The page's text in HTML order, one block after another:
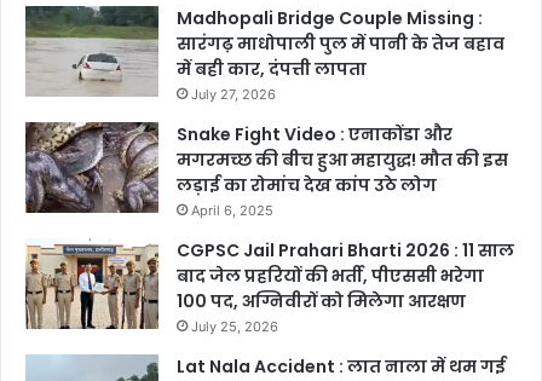
Madhopali Bridge Couple Missing :
सारंगढ़ माधोपाली पुल में पानी के तेज बहाव
में बही कार, दंपत्ती लापता
July 27, 2026
Snake Fight Video : एनाकोंडा और
मगरमच्छ की बीच हुआ महायुद्ध! मौत की इस
लड़ाई का रोमांच देख कांप उठे लोग
April 6, 2025
CGPSC Jail Prahari Bharti 2026 : 11 साल
बाद जेल प्रहरियों की भर्ती, पीएससी भरेगा
100 पद, अग्निवीरों को मिलेगा आरक्षण
July 25, 2026
Lat Nala Accident : लात नाला में थम गई